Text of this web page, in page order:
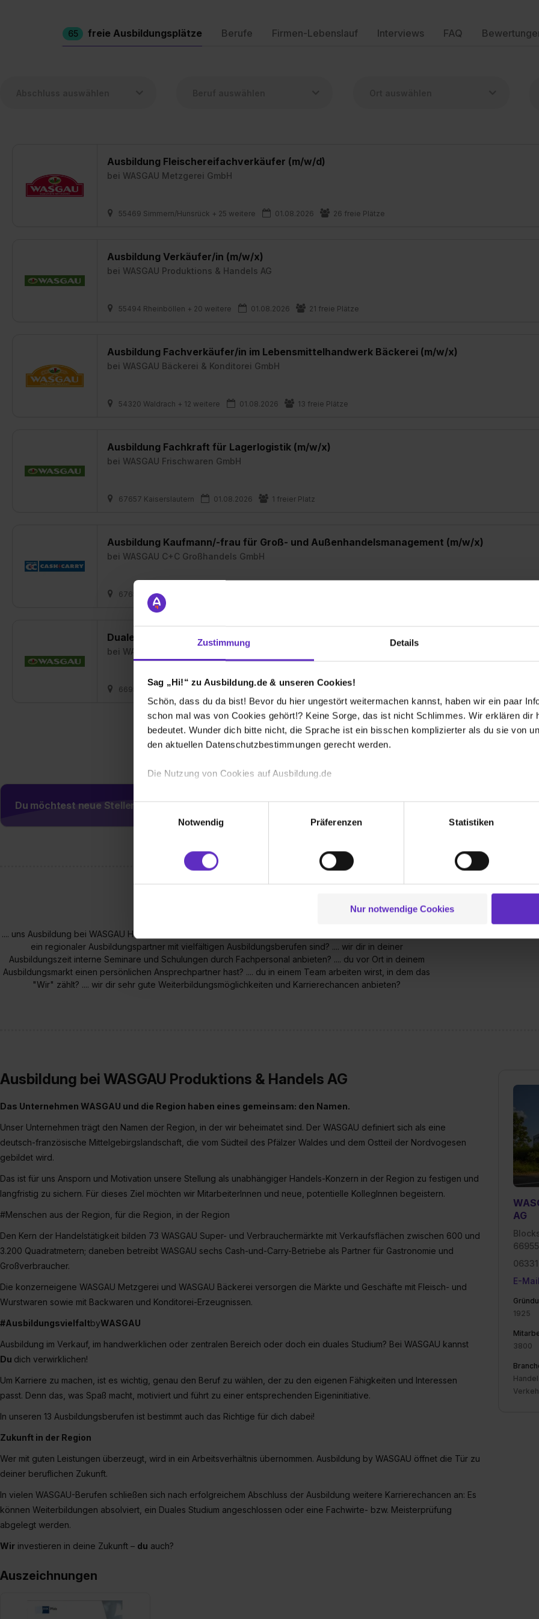
Zustimmung Details
Sag „Hi!“ zu Ausbildung.de & unseren Cookies!
Schön, dass du da bist! Bevor du hier ungestört weitermachen kannst, haben wir ein paar
schon mal was von Cookies gehört!? Keine Sorge, das ist nicht Schlimmes. Wir erklären dir
bedeutet. Wunder dich bitte nicht, die Sprache ist ein bisschen komplizierter als du sie von
den aktuellen Datenschutzbestimmungen gerecht werden.
Die Nutzung von Cookies auf Ausbildung.de
Wir verwenden Cookies zur technischen Funktion unserer Webseite („Notwendig“), um von
Webseite getroffenen Einstellungen zu speichern ( „Präferenzen“), die Zugriffe auf unsere
Partner führen diese Informationen möglicherweise mit weiteren Daten zusammen, die du
zu. . In diesem Fall sowie bei der separaten Aktivierung von „Social Media und Marketing“
Erlaubnis hierfür kannst du auch später noch im Einzelfall bei dem jeweiligen Inhalt erteilen.
Verwendungszwecke zulassen, triff deine Auswahl über die Checkboxen und klick auf
Einwilligung zur Platzierung von Cookies der Kategorien „Präferenzen“, „Statistiken“ und
umfasst hierbei die Einwilligung zur Übermittlung deiner Daten in die USA (Art. 49 Abs. 1 S.
Einwilligungsauswahl
Notwendig
Präferenzen Statistiken
Nur notwendige Cookies
65 freie Ausbildungsplätze Berufe Firmen-Lebenslauf Interviews FAQ
Ausbildung Fleischereifachverkäufer (m/w/d)
bei WASGAU Metzgerei GmbH
55469 Simmern/Hunsrück + 25 weitere 01.08.2026 26 freie Plätze
Ausbildung Verkäufer/in (m/w/x)
bei WASGAU Produktions & Handels AG
55494 Rheinböllen + 20 weitere 01.08.2026 21 freie Plätze
Ausbildung Fachverkäufer/in im Lebensmittelhandwerk Bäckerei (m/w/x)
bei WASGAU Bäckerei & Konditorei GmbH
54320 Waldrach + 12 weitere 01.08.2026 13 freie Plätze
Ausbildung Fachkraft für Lagerlogistik (m/w/x)
bei WASGAU Frischwaren GmbH
67657 Kaiserslautern 01.08.2026 1 freier Platz
Ausbildung Kaufmann/-frau für Groß- und Außenhandelsmanagement (m/w/x)
bei WASGAU C+C Großhandels GmbH
67657 Kaiserslautern
Duales Studium BWL Handel Retail Management (m/w/x)
bei WASGAU Produktions & Handels AG
66955 Pirmasens
Weitere Ergebnisse laden
Du möchtest neue Stellen automatisch zugeschickt bekommen?
Wusstest du schon, dass...
.... uns Ausbildung bei WASGAU Herzenssache ist! ... der Einzelhandel eine zukunftssichere Branche ist? ....wir
ein regionaler Ausbildungspartner mit vielfältigen Ausbildungsberufen sind? .... wir dir in deiner
Ausbildungszeit interne Seminare und Schulungen durch Fachpersonal anbieten? .... du vor Ort in deinem
Ausbildungsmarkt einen persönlichen Ansprechpartner hast? .... du in einem Team arbeiten wirst, in dem das
"Wir" zählt? .... wir dir sehr gute Weiterbildungsmöglichkeiten und Karrierechancen anbieten?
AG
E-
1925
3800
Ausbildung bei WASGAU Produktions & Handels AG
Das Unternehmen WASGAU und die Region haben eines gemeinsam: den Namen.
Unser Unternehmen trägt den Namen der Region, in der wir beheimatet sind. Der WASGAU definiert sich als eine
deutsch-französische Mittelgebirgslandschaft, die vom Südteil des Pfälzer Waldes und dem Ostteil der Nordvogesen
gebildet wird.
Das ist für uns Ansporn und Motivation unsere Stellung als unabhängiger Handels-Konzern in der Region zu festigen und
langfristig zu sichern. Für dieses Ziel möchten wir MitarbeiterInnen und neue, potentielle KollegInnen begeistern.
#Menschen aus der Region, für die Region, in der Region
Den Kern der Handelstätigkeit bilden 73 WASGAU Super- und Verbrauchermärkte mit Verkaufsflächen zwischen 600 und
3.200 Quadratmetern; daneben betreibt WASGAU sechs Cash-und-Carry-Betriebe als Partner für Gastronomie und
Großverbraucher.
Die konzerneigene WASGAU Metzgerei und WASGAU Bäckerei versorgen die Märkte und Geschäfte mit Fleisch- und
Wurstwaren sowie mit Backwaren und Konditorei-Erzeugnissen.
#AusbildungsvielfaltbyWASGAU
Ausbildung im Verkauf, im handwerklichen oder zentralen Bereich oder doch ein duales Studium? Bei WASGAU kannst
Du dich verwirklichen!
Um Karriere zu machen, ist es wichtig, genau den Beruf zu wählen, der zu den eigenen Fähigkeiten und Interessen
passt. Denn das, was Spaß macht, motiviert und führt zu einer entsprechenden Eigeninitiative.
In unseren 13 Ausbildungsberufen ist bestimmt auch das Richtige für dich dabei!
Zukunft in der Region
Wer mit guten Leistungen überzeugt, wird in ein Arbeitsverhältnis übernommen. Ausbildung by WASGAU öffnet die Tür zu
deiner beruflichen Zukunft.
In vielen WASGAU-Berufen schließen sich nach erfolgreichem Abschluss der Ausbildung weitere Karrierechancen an: Es
können Weiterbildungen absolviert, ein Duales Studium angeschlossen oder eine Fachwirte- bzw. Meisterprüfung
abgelegt werden.
Wir investieren in deine Zukunft – du auch?
Auszeichnungen